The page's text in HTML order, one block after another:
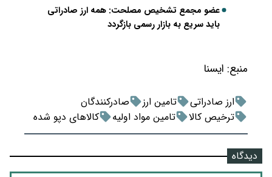
عضو مجمع تشخیص مصلحت: همه ارز صادراتی
باید سریع به بازار رسمی بازگردد
منبع: ايسنا
ارز صادراتی تامین ارز
صادرکنندگان
ترخیص کالا
تامین مواد اولیه کالاهای دپو شده
دیدگاه